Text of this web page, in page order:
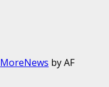
MoreNews by AF